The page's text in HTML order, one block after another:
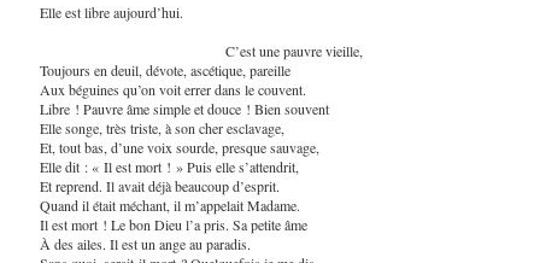
Elle est libre aujourd’hui.
C’est une pauvre vieille,
Toujours en deuil, dévote, ascétique, pareille
Aux béguines qu’on voit errer dans le couvent.
Libre ! Pauvre âme simple et douce ! Bien souvent
Elle songe, très triste, à son cher esclavage,
Et, tout bas, d’une voix sourde, presque sauvage,
Elle dit : « Il est mort ! » Puis elle s’attendrit,
Et reprend. Il avait déjà beaucoup d’esprit.
Quand il était méchant, il m’appelait Madame.
Il est mort ! Le bon Dieu l’a pris. Sa petite âme
À des ailes. Il est un ange au paradis.